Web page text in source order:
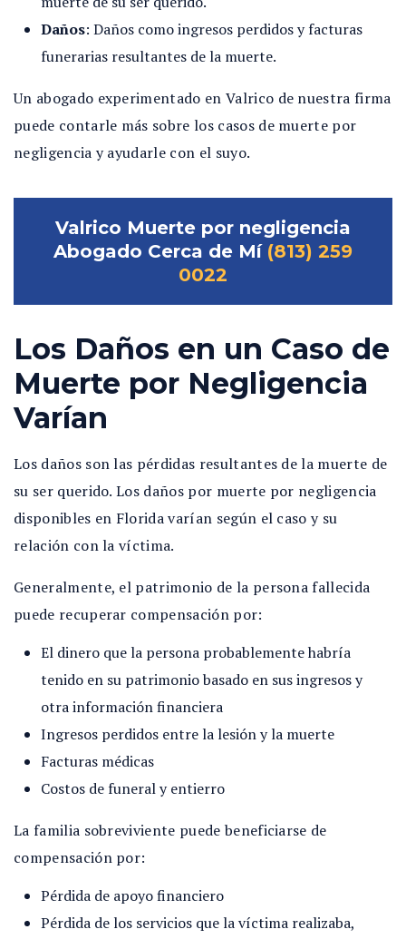
Daños: Daños como ingresos perdidos y facturas
funerarias resultantes de la muerte.
Un abogado experimentado en Valrico de nuestra firma
puede contarle más sobre los casos de muerte por
negligencia y ayudarle con el suyo.
Valrico Muerte por negligencia
Abogado Cerca de Mí (813) 259
0022
Los Daños en un Caso de
Muerte por Negligencia
Varían
Los daños son las pérdidas resultantes de la muerte de
su ser querido. Los daños por muerte por negligencia
disponibles en Florida varían según el caso y su
relación con la víctima.
Generalmente, el patrimonio de la persona fallecida
puede recuperar compensación por:
El dinero que la persona probablemente habría
tenido en su patrimonio basado en sus ingresos y
otra información financiera
Ingresos perdidos entre la lesión y la muerte
Facturas médicas
Costos de funeral y entierro
La familia sobreviviente puede beneficiarse de
compensación por:
Pérdida de apoyo financiero
Pérdida de los servicios que la víctima realizaba,